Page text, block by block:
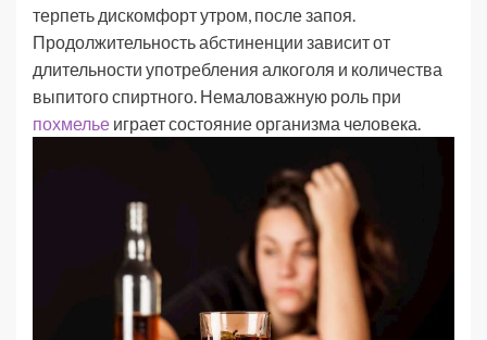
терпеть дискомфорт утром, после запоя.
Продолжительность абстиненции зависит от
длительности употребления алкоголя и количества
выпитого спиртного. Немаловажную роль при
похмелье играет состояние организма человека.